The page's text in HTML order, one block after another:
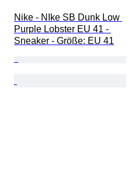
Nike - NIke SB Dunk Low
Purple Lobster EU 41 -
Sneaker - Größe: EU 41